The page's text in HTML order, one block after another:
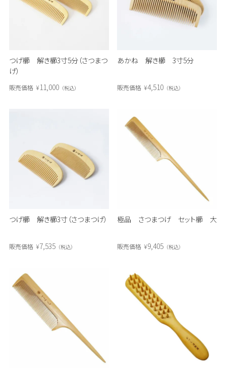
つげ櫛 解き櫛3寸5分（さつまつ
げ）
販売価格 ¥11,000 税込
あかね 解き櫛 3寸5分
販売価格 ¥4,510 税込
つげ櫛 解き櫛3寸（さつまつげ）
販売価格 ¥7,535 税込
極品 さつまつげ セット櫛 大
販売価格 ¥9,405 税込